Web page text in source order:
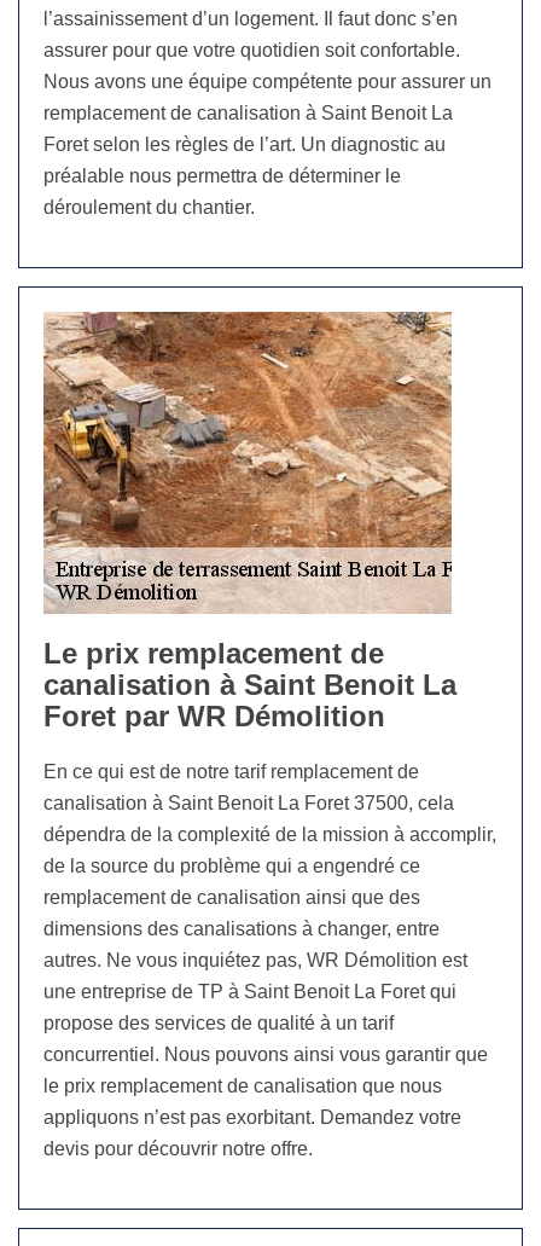
l’assainissement d’un logement. Il faut donc s’en
assurer pour que votre quotidien soit confortable.
Nous avons une équipe compétente pour assurer un
remplacement de canalisation à Saint Benoit La
Foret selon les règles de l’art. Un diagnostic au
préalable nous permettra de déterminer le
déroulement du chantier.
Le prix remplacement de
canalisation à Saint Benoit La
Foret par WR Démolition
En ce qui est de notre tarif remplacement de
canalisation à Saint Benoit La Foret 37500, cela
dépendra de la complexité de la mission à accomplir,
de la source du problème qui a engendré ce
remplacement de canalisation ainsi que des
dimensions des canalisations à changer, entre
autres. Ne vous inquiétez pas, WR Démolition est
une entreprise de TP à Saint Benoit La Foret qui
propose des services de qualité à un tarif
concurrentiel. Nous pouvons ainsi vous garantir que
le prix remplacement de canalisation que nous
appliquons n’est pas exorbitant. Demandez votre
devis pour découvrir notre offre.